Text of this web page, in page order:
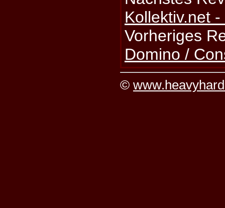
Kollektiv.net
Vorheriges
Domino /
©